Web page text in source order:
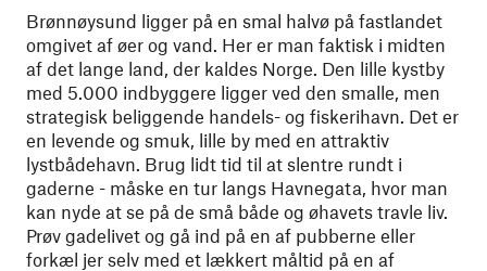
Brønnøysund ligger på en smal halvø på fastlandet
omgivet af øer og vand. Her er man faktisk i midten
af det lange land, der kaldes Norge. Den lille kystby
med 5.000 indbyggere ligger ved den smalle, men
strategisk beliggende handels- og fiskerihavn. Det er
en levende og smuk, lille by med en attraktiv
lystbådehavn. Brug lidt tid til at slentre rundt i
gaderne - måske en tur langs Havnegata, hvor man
kan nyde at se på de små både og øhavets travle liv.
Prøv gadelivet og gå ind på en af pubberne eller
forkæl jer selv med et lækkert måltid på en af ​​